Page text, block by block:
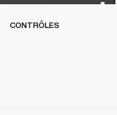
CONTRÔLES